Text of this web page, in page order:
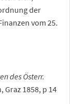
der
vom 25.
des Österr.
Graz 1858, p 14